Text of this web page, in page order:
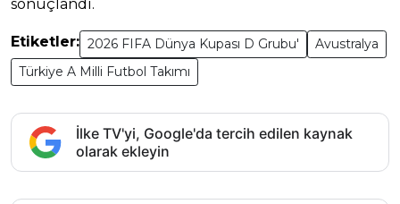
sonuçlandı.
Etiketler: 2026 FIFA Dünya Kupası D Grubu'
Avustralya
Türkiye A Milli Futbol Takımı
İlke TV'yi, Google'da tercih edilen kaynak
olarak ekleyin